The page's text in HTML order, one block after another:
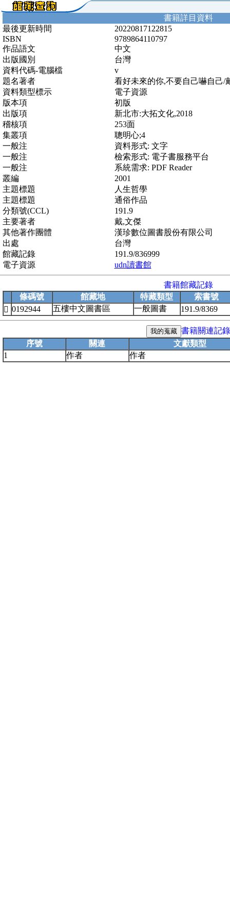
書籍詳目資料
最後更新時間
20220817122815
ISBN
9789864110797
作品語文
中文
出版國別
台灣
資料代碼-電腦檔
v
題名著者
看好未來的你,不要自己嚇自己/
資料類型標示
電子資源
版本項
初版
出版項
新北市:大拓文化,2018
稽核項
253面
集叢項
聰明心;4
一般注
資料形式: 文字
一般注
檢索形式: 電子書服務平台
一般注
系統需求: PDF Reader
叢編
2001
主題標題
人生哲學
主題標題
通俗作品
分類號(CCL)
191.9
主要著者
戴,文傑
其他著作團體
漢珍數位圖書股份有限公司
出處
台灣
館藏記錄
191.9/836999
電子資源
udn讀書館
書籍館藏記錄
條碼號
館藏地 特藏類型
索書號
 0192944 五樓中文圖書區 一般圖書 191.9/8369
書籍關連記錄
序號
關連
文獻類型
1
作者 作者